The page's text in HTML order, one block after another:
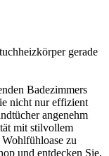
gerade
Badezimmers
nicht nur effizient
angenehm
mit stilvollem
zu
und entdecken Sie,